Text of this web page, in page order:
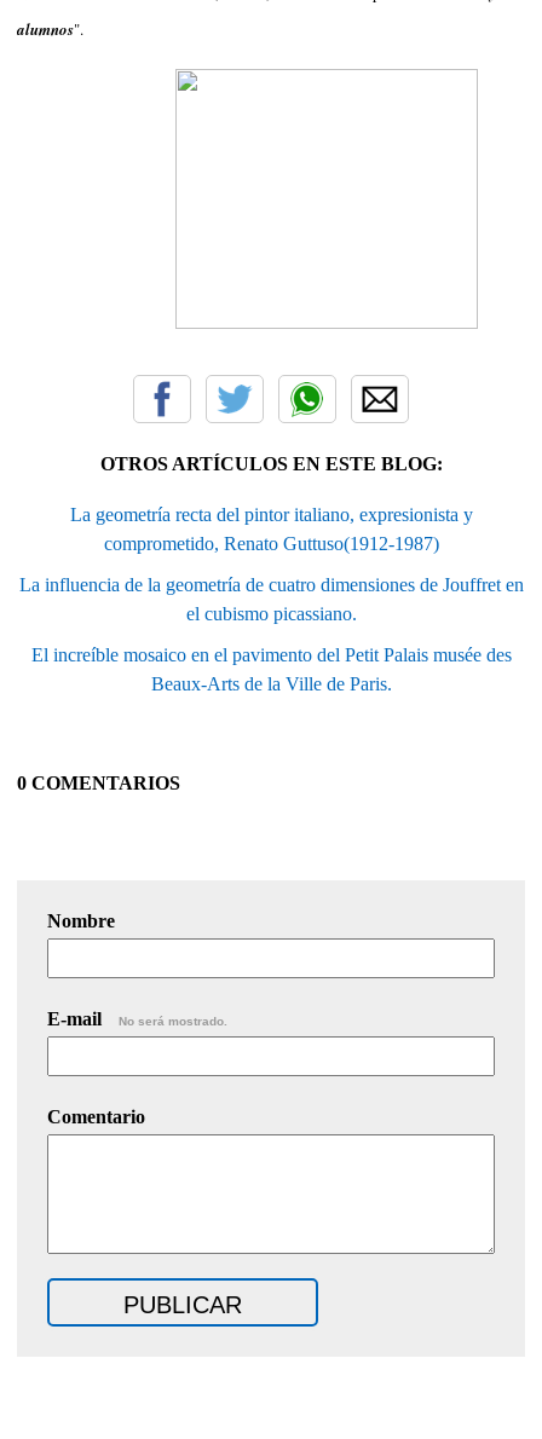
alumnos".
OTROS ARTÍCULOS EN ESTE BLOG:
La geometría recta del pintor italiano, expresionista y
comprometido, Renato Guttuso(1912-1987)
La influencia de la geometría de cuatro dimensiones de Jouffret en
el cubismo picassiano.
El increíble mosaico en el pavimento del Petit Palais musée des
Beaux-Arts de la Ville de Paris.
0 COMENTARIOS
Nombre
E-mail No será mostrado.
Comentario